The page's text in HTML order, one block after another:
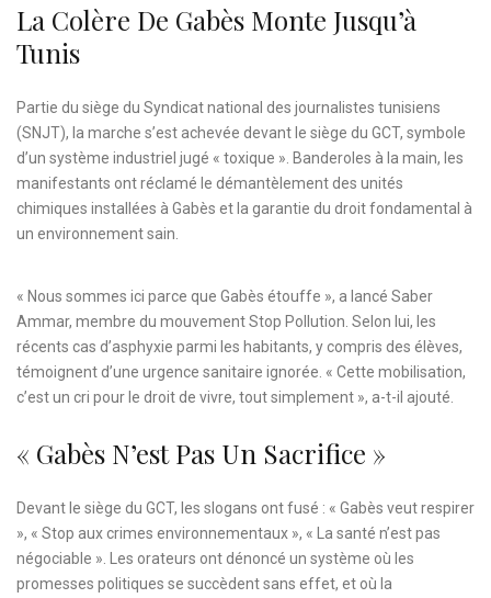
La Colère De Gabès Monte Jusqu’à
Tunis
Partie du siège du Syndicat national des journalistes tunisiens
(SNJT), la marche s’est achevée devant le siège du GCT, symbole
d’un système industriel jugé « toxique ». Banderoles à la main, les
manifestants ont réclamé le démantèlement des unités
chimiques installées à Gabès et la garantie du droit fondamental à
un environnement sain.
« Nous sommes ici parce que Gabès étouffe », a lancé Saber
Ammar, membre du mouvement Stop Pollution. Selon lui, les
récents cas d’asphyxie parmi les habitants, y compris des élèves,
témoignent d’une urgence sanitaire ignorée. « Cette mobilisation,
c’est un cri pour le droit de vivre, tout simplement », a-t-il ajouté.
« Gabès N’est Pas Un Sacrifice »
Devant le siège du GCT, les slogans ont fusé : « Gabès veut respirer
», « Stop aux crimes environnementaux », « La santé n’est pas
négociable ». Les orateurs ont dénoncé un système où les
promesses politiques se succèdent sans effet, et où la